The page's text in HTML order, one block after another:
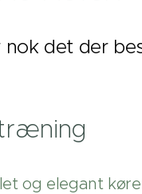
nok det der
og elegant